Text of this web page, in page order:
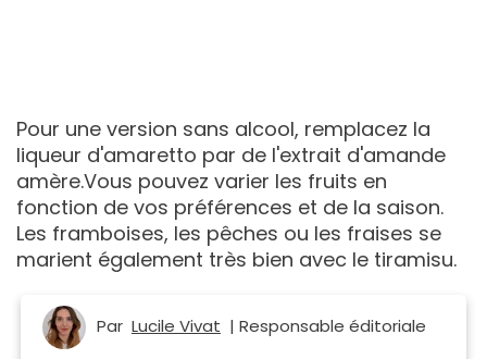
Pour une version sans alcool, remplacez la
liqueur d'amaretto par de l'extrait d'amande
amère.Vous pouvez varier les fruits en
fonction de vos préférences et de la saison.
Les framboises, les pêches ou les fraises se
marient également très bien avec le tiramisu.
Par Lucile Vivat | Responsable éditoriale